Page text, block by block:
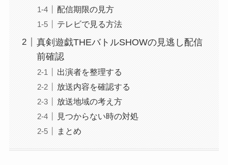
配信期限の見方
テレビで見る方法
真剣遊戯THEバトルSHOWの見逃し配信
前確認
出演者を整理する
放送内容を確認する
放送地域の考え方
見つからない時の対処
まとめ